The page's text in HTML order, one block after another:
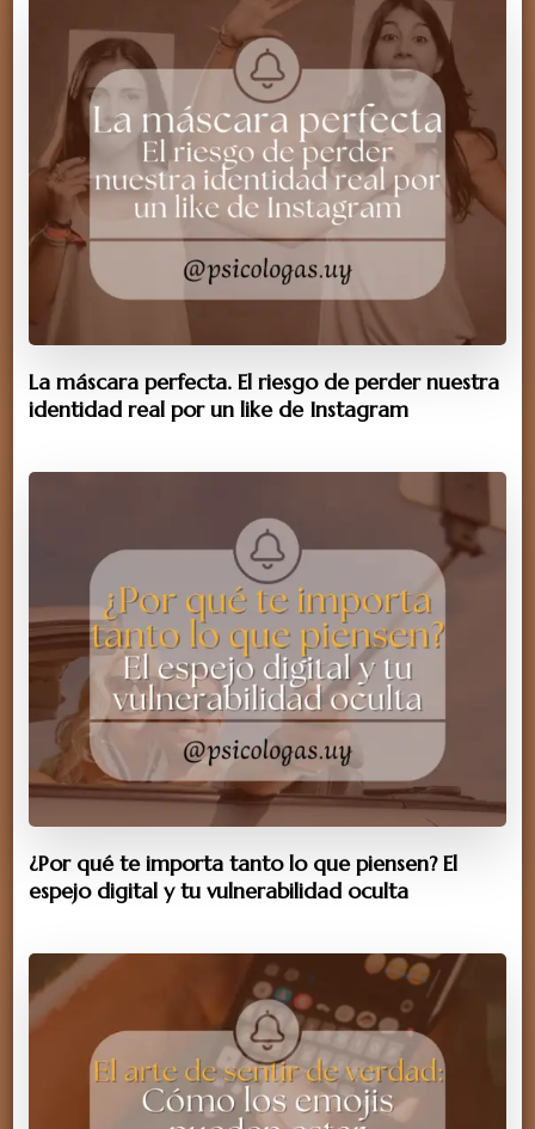
La máscara perfecta. El riesgo de perder nuestra
identidad real por un like de Instagram
¿Por qué te importa tanto lo que piensen? El
espejo digital y tu vulnerabilidad oculta